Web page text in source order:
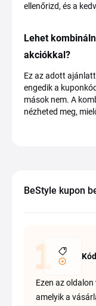
ellenőrizd, és a
Lehet
akciókkal?
Ez az adott
engedik a
mások nem. A
nézheted meg,
BeStyle kupon
Ezen az
amelyik a